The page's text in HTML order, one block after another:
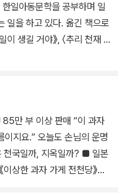
일아동문학을 공부하며 일
일을 하고 있다. 옮긴 책으로
이 생길 거야》, 〈추리 천재 엉
이상 판매 “이 과자
상한 과자 가게 전천당》은